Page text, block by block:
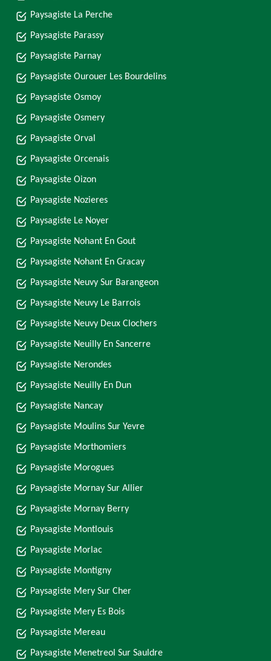
Paysagiste La Perche
Paysagiste Parassy
Paysagiste Parnay
Paysagiste Ourouer Les Bourdelins
Paysagiste Osmoy
Paysagiste Osmery
Paysagiste Orval
Paysagiste Orcenais
Paysagiste Oizon
Paysagiste Nozieres
Paysagiste Le Noyer
Paysagiste Nohant En Gout
Paysagiste Nohant En Gracay
Paysagiste Neuvy Sur Barangeon
Paysagiste Neuvy Le Barrois
Paysagiste Neuvy Deux Clochers
Paysagiste Neuilly En Sancerre
Paysagiste Nerondes
Paysagiste Neuilly En Dun
Paysagiste Nancay
Paysagiste Moulins Sur Yevre
Paysagiste Morthomiers
Paysagiste Morogues
Paysagiste Mornay Sur Allier
Paysagiste Mornay Berry
Paysagiste Montlouis
Paysagiste Morlac
Paysagiste Montigny
Paysagiste Mery Sur Cher
Paysagiste Mery Es Bois
Paysagiste Mereau
Paysagiste Menetreol Sur Sauldre